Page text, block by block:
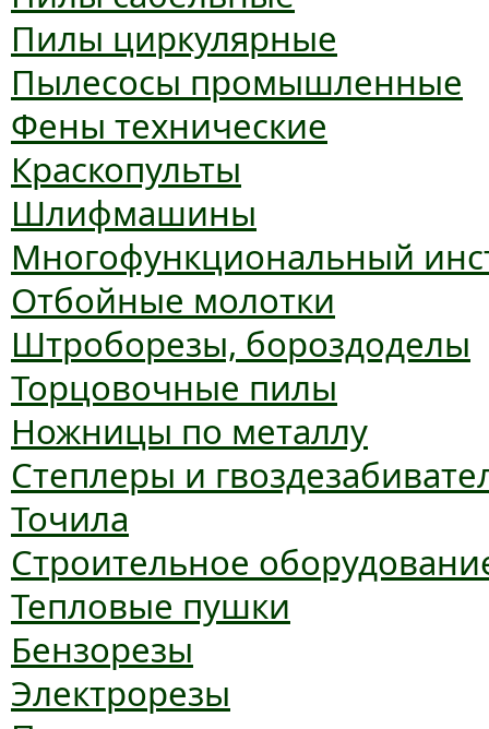
Пилы циркулярные
Пылесосы промышленные
Фены технические
Краскопульты
Шлифмашины
Многофункциональный
Отбойные молотки
Штроборезы, бороздоделы
Торцовочные пилы
Ножницы по металлу
Степлеры и
Точила
Строительное
Тепловые пушки
Бензорезы
Электрорезы